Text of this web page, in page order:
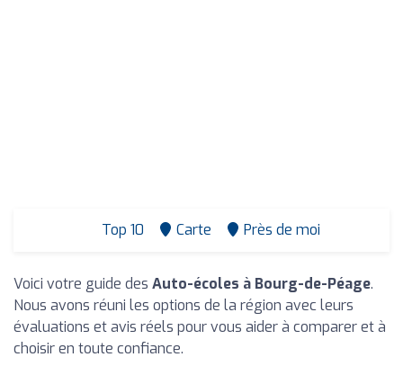
Top 10 Carte Près de moi
Voici votre guide des Auto-écoles à Bourg-de-Péage.
Nous avons réuni les options de la région avec leurs
évaluations et avis réels pour vous aider à comparer et à
choisir en toute confiance.